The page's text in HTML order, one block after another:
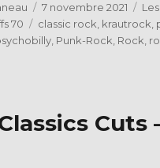
Publié
le
7 novembre 2021
70 Étiquettes
classic rock, krautrock,
, Punk-Rock, Rock,
Cuts